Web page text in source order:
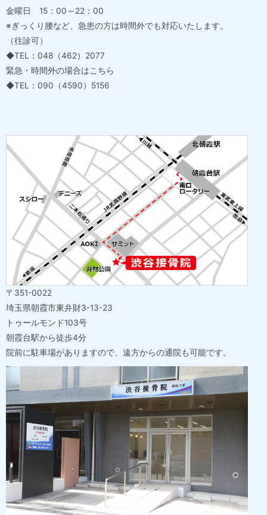
金曜日 15：00～22：00
※ぎっくり腰など、急患の方は時間外でも対応いたします。
（往診可）
◆TEL：048（462）2077
緊急・時間外の場合はこちら
◆TEL：090（4590）5156
〒351-0022
埼玉県朝霞市東弁財3-13-23
トゥールモンド103号
朝霞台駅から徒歩4分
院前に駐車場がありますので、遠方からの通院も可能です。